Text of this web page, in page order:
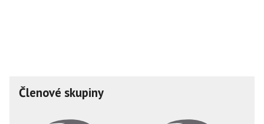
Členové skupiny